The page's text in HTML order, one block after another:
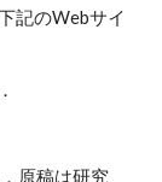
記のWebサイ
原稿は研究